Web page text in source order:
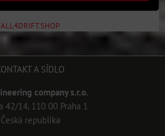
ALL4DRIFT.SHOP
A SÍDLO
company s.r.o.
42/14, 110 00 Praha 1
Česká republika